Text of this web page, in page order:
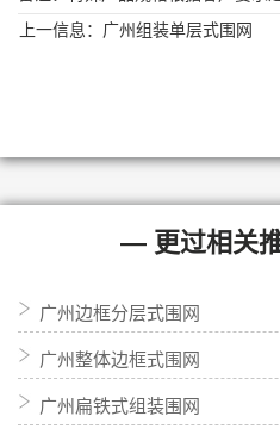
上一信息： 广州组装单层式围网
— 更过相关
广州边框分层式围网
广州整体边框式围网
广州扁铁式组装围网